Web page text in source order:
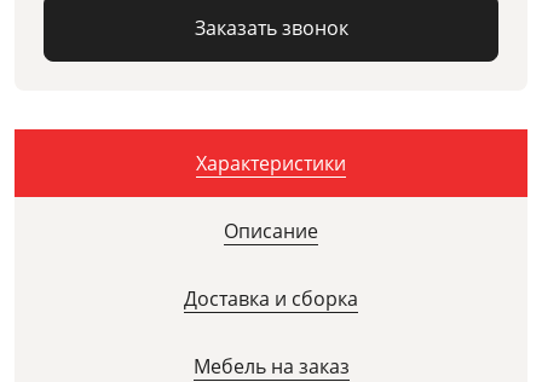
Заказать звонок
Характеристики
Описание
Доставка и сборка
Мебель на заказ